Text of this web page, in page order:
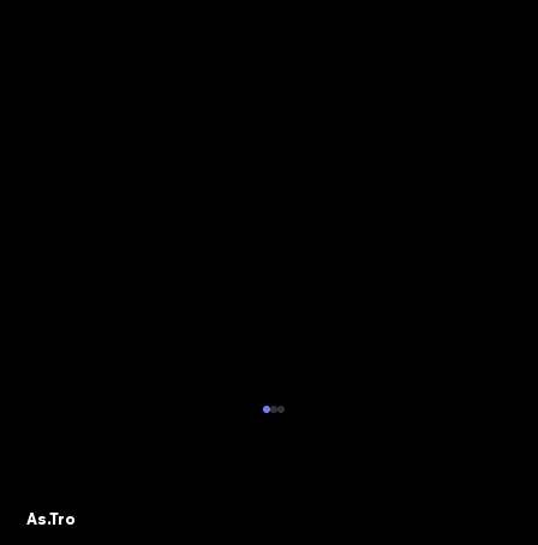
Determinazione Direttoriale di ADM, con la
As.Tro